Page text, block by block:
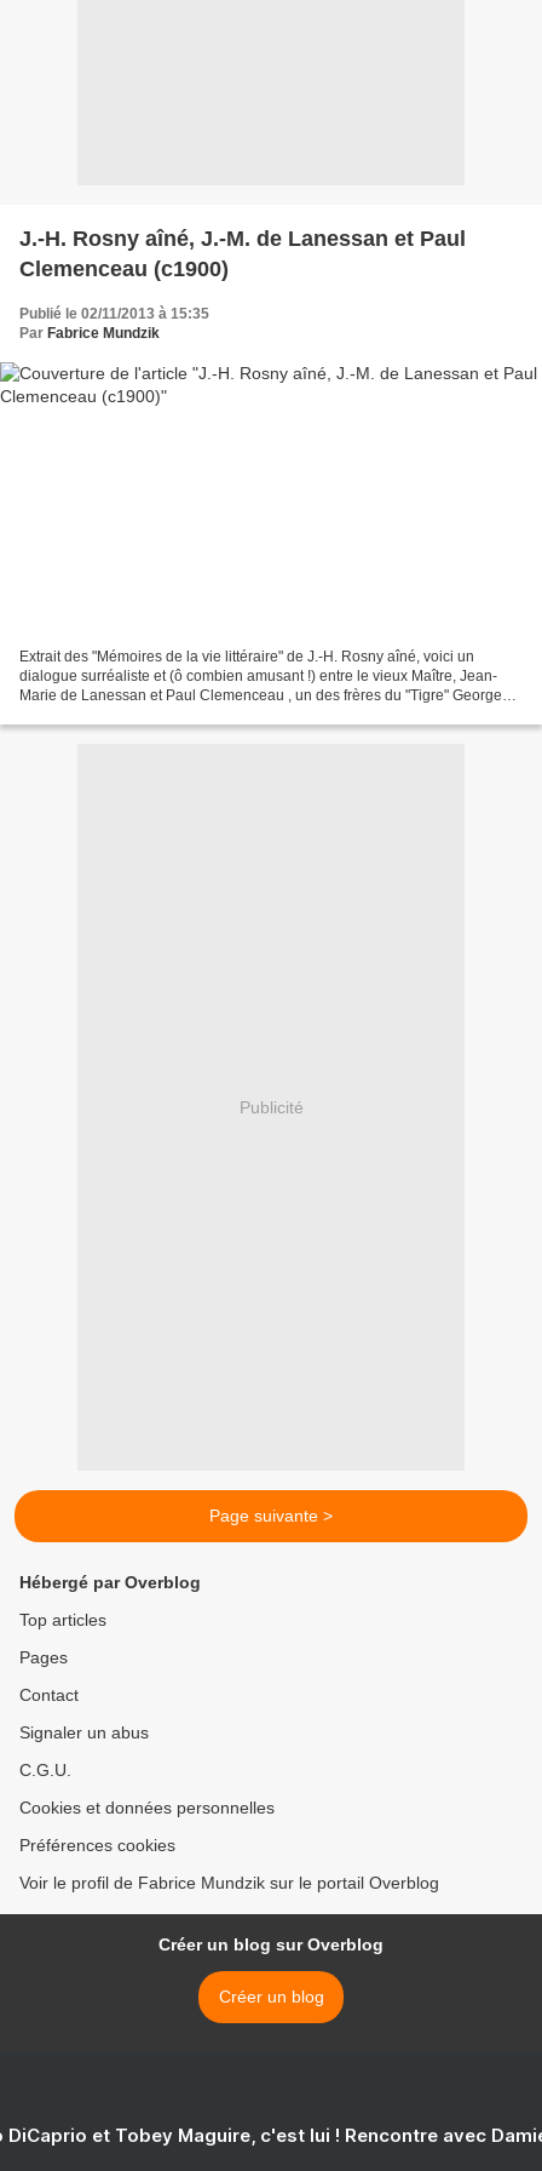
J.-H. Rosny aîné, J.-M. de Lanessan et Paul
Clemenceau (c1900)
Publié le 02/11/2013 à 15:35
Par Fabrice Mundzik
Extrait des "Mémoires de la vie littéraire" de J.-H. Rosny aîné, voici un
dialogue surréaliste et (ô combien amusant !) entre le vieux Maître, Jean-
Marie de Lanessan et Paul Clemenceau , un des frères du "Tigre" Georges
Publicité
Page suivante >
Hébergé par Overblog
Top articles
Pages
Contact
Signaler un abus
C.G.U.
Cookies et données personnelles
Préférences cookies
Voir le profil de Fabrice Mundzik sur le portail Overblog
Créer un blog sur Overblog
Créer un blog
DiCaprio et Tobey Maguire, c'est lui ! Rencontre avec